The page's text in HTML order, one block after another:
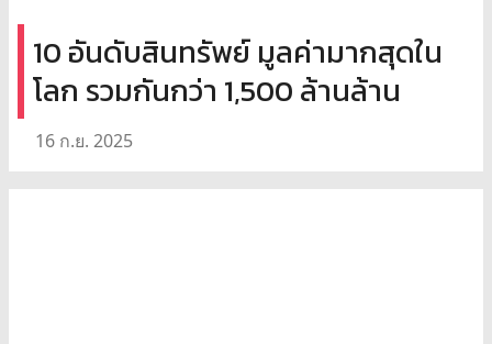
10 อันดับสินทรัพย์ มูลค่ามากสุดใน
โลก รวมกันกว่า 1,500 ล้านล้าน
16 ก.ย. 2025